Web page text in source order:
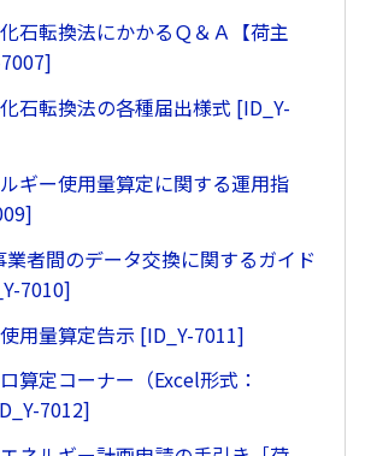
石転換法にかかるＱ＆Ａ【荷主
石転換法の各種届出様式 [ID_Y-
ギー使用量算定に関する運用指
者間のデータ交換に関するガイド
7010]
用量算定告示 [ID_Y-7011]
算定コーナー（Excel形式：
7012]